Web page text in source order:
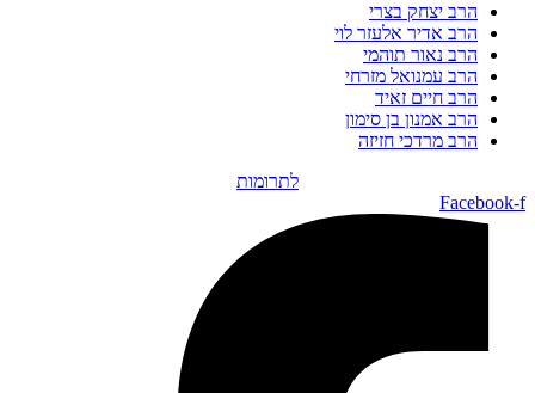
הרב יצחק בצרי
הרב אדיר אלעזר לוי
הרב נאור תוהמי
הרב עמנואל מזרחי
הרב חיים זאיד
הרב אמנון בן סימון
הרב מרדכי חזיזה
לתרומות
Facebook-f